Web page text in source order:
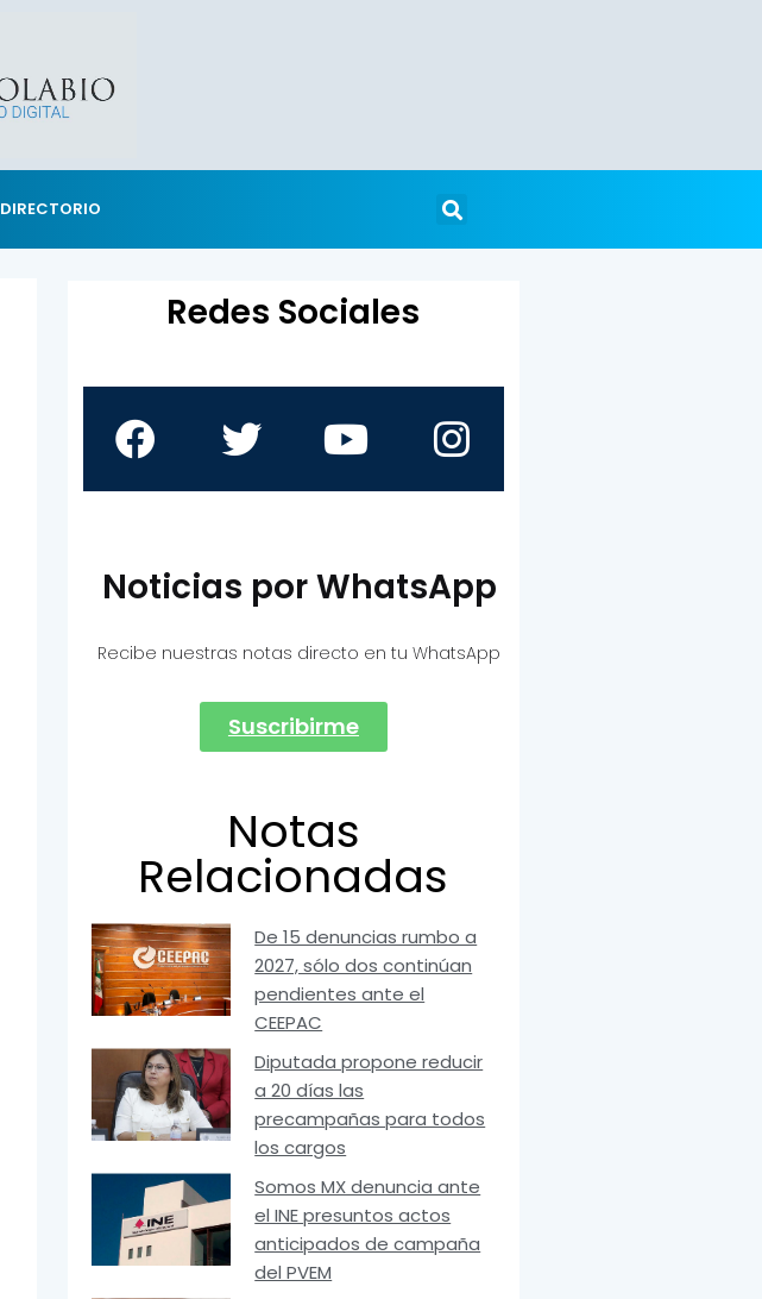
DIRECTORIO
Redes Sociales
Noticias por WhatsApp
Recibe nuestras notas directo en tu WhatsApp
Suscribirme
Notas
Relacionadas
De 15 denuncias rumbo a
2027, sólo dos continúan
pendientes ante el
CEEPAC
Diputada propone reducir
a 20 días las
precampañas para todos
los cargos
Somos MX denuncia ante
el INE presuntos actos
anticipados de campaña
del PVEM